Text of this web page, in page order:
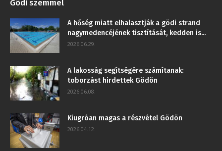
Gödi szemmel
A hőség miatt elhalasztják a gödi strand
nagymedencéjének tisztítását, kedden is...
2026.06.29.
A lakosság segítségére számítanak:
toborzást hirdettek Gödön
2026.06.08.
Kiugróan magas a részvétel Gödön
2026.04.12.